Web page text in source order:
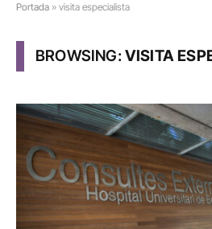
Portada » visita especialista
BROWSING:VISITA